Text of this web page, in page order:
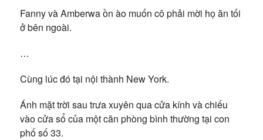
Fanny và Amberwa ồn ào muốn cô phải mời họ ăn tối
ở bên ngoài.
…
Cùng lúc đó tại nội thành New York.
Ánh mặt trời sau trưa xuyên qua cửa kính và chiếu
vào cửa sổ của một căn phòng bình thường tại con
phố số 33.